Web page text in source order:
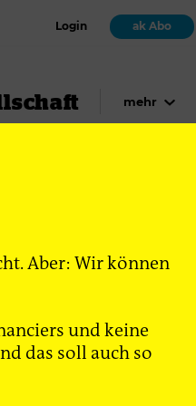
Login ak Abo
mehr
Aber: Wir können
und keine
das soll auch so